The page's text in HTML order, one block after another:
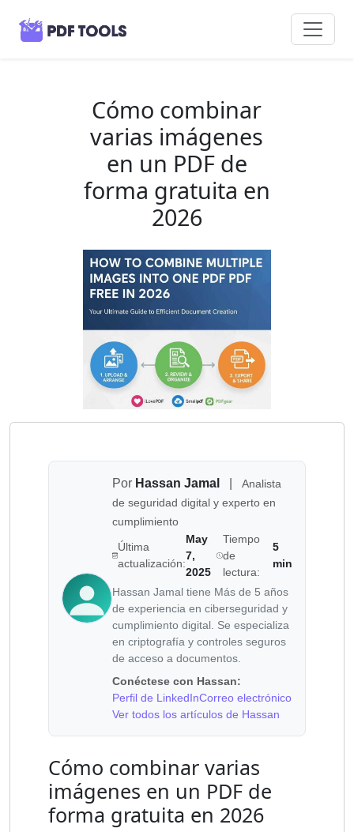
Cómo combinar
varias imágenes
en un PDF de
forma gratuita en
2026
Por Hassan Jamal
Analista
de seguridad digital y experto en
cumplimiento
Última
actualización:
May
7,
2025
Tiempo
de
lectura:
5
min
Hassan Jamal tiene Más de 5 años
de experiencia en ciberseguridad y
cumplimiento digital. Se especializa
en criptografía y controles seguros
de acceso a documentos.
Conéctese con Hassan:
Perfil de LinkedInCorreo electrónico
Ver todos los artículos de Hassan
Cómo combinar varias
imágenes en un PDF de
forma gratuita en 2026